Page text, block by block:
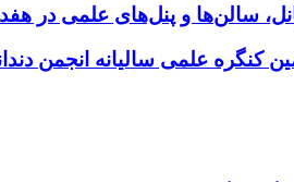
سالن‌ها و پنل‌های علمی در
کنگره علمی سالیانه انجمن